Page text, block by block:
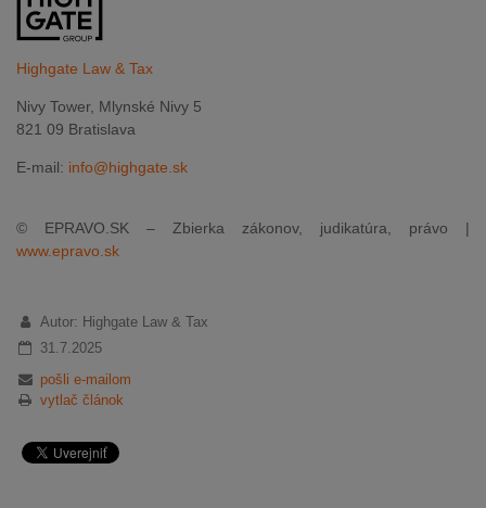
Highgate Law & Tax
Nivy Tower, Mlynské Nivy 5
821 09 Bratislava
E-mail: info@highgate.sk
© EPRAVO.SK – Zbierka zákonov, judikatúra, právo |
www.epravo.sk
Autor: Highgate Law & Tax
31.7.2025
pošli e-mailom
vytlač článok